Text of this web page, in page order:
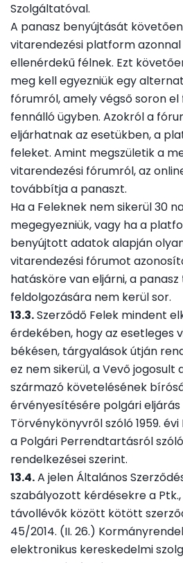
Szolgáltatóval.
A panasz benyújtását
vitarendezési platform
ellenérdekű félnek. Ezt
meg kell egyezniük egy
fórumról, amely végső soron
fennálló ügyben. Azokról a
eljárhatnak az esetükben, a
feleket. Amint megszületik a
vitarendezési fórumról, az
továbbítja a panaszt.
Ha a Feleknek nem sikerül 30
megegyezniük, vagy ha a
benyújtott adatok alapján
vitarendezési fórumot
hatásköre van eljárni, a
feldolgozására nem kerül sor.
13.3.Szerződő Felek mindent
érdekében, hogy az esetleges
békésen, tárgyalások útján
ez nem sikerül, a Vevő
származó követelésének
érvényesítésére polgári
Törvénykönyvről szóló 1959.
a Polgári Perrendtartásról
rendelkezései szerint.
13.4.A jelen Általános
szabályozott kérdésekre a
távollévők között kötött
45/2014. (II. 26.)
elektronikus kereskedelmi